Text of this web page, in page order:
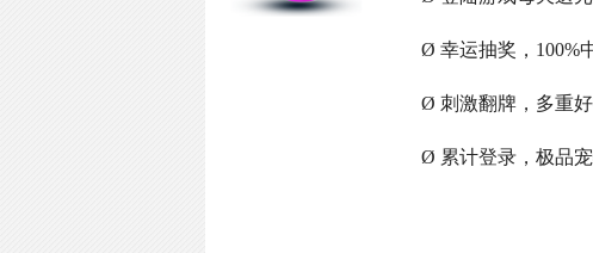
Ø 幸运抽奖，100%
Ø 刺激翻牌，多重
Ø 累计登录，极品